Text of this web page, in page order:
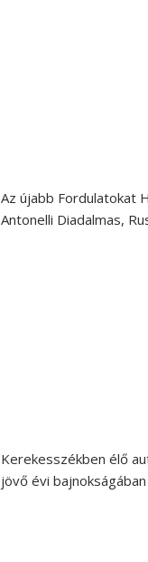
Az újabb Fordulatokat
Antonelli Diadalmas,
Kerekesszékben élő
jövő évi bajnokságában